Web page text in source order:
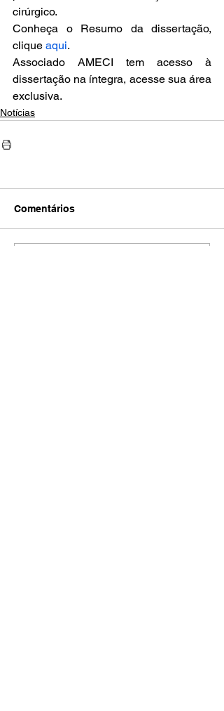
cirúrgico.
Conheça o Resumo da dissertação,
clique aqui.
Associado AMECI tem acesso à
dissertação na íntegra, acesse sua área
exclusiva.
Notícias
Comentários